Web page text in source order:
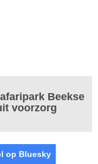
Beekse
voorzorg
op Bluesky